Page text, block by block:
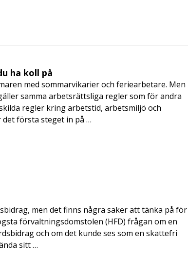
ha koll på
med sommarvikarier och feriearbetare. Men
samma arbetsrättsliga regler som för andra
regler kring arbetstid, arbetsmiljö och
första steget in på …
men det finns några saker att tänka på för
förvaltningsdomstolen (HFD) frågan om en
och om det kunde ses som en skattefri
sitt …